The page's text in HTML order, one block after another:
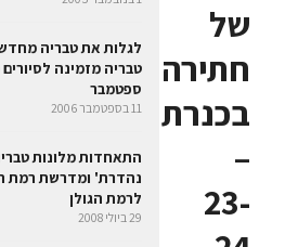
של
חתירה
בכנרת
–
23-
לגלות את טבריה
טבריה מזמינה
ספטמבר
11 בספטמבר 2006
התאחדות מלונות
נהדרת' ומדרשת רמת
לרמת הגולן
29 ביולי 2008